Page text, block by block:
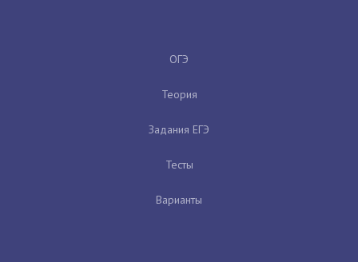
ОГЭ
Теория
Задания ЕГЭ
Тесты
Варианты